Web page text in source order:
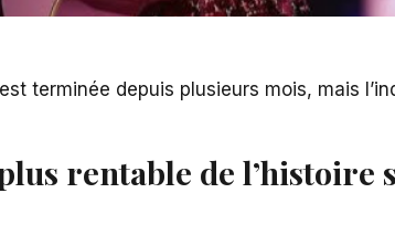
terminée depuis plusieurs mois, mais
rentable de l’histoire